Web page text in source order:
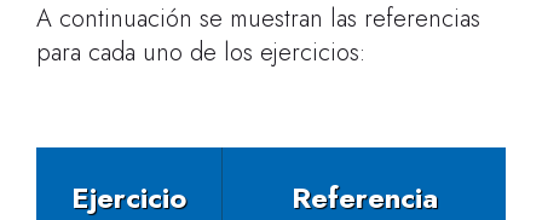
A continuación se muestran las referencias
para cada uno de los ejercicios:
Ejercicio Referencia